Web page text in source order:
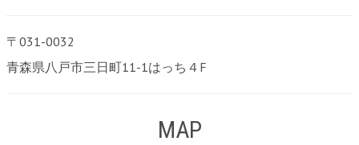
〒031-0032
青森県八戸市三日町11-1はっち４F
MAP